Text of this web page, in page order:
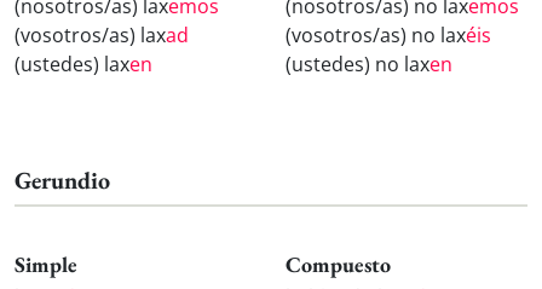
(nosotros/as) laxemos
(vosotros/as) laxad
(ustedes) laxen
(nosotros/as) no laxemos
(vosotros/as) no laxéis
(ustedes) no laxen
Gerundio
Simple Compuesto